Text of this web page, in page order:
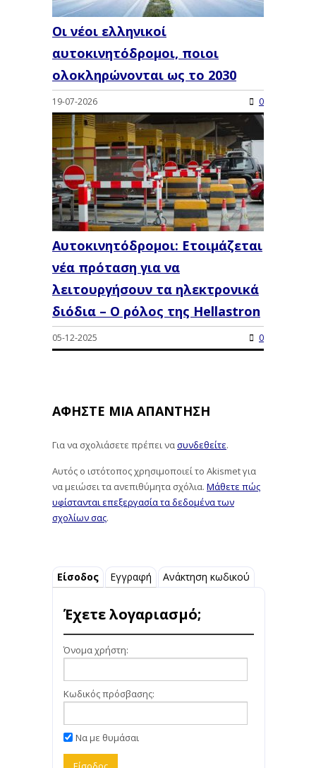
Οι νέοι ελληνικοί
αυτοκινητόδρομοι, ποιοι
ολοκληρώνονται ως το 2030
19-07-2026 0
Αυτοκινητόδρομοι: Ετοιμάζεται
νέα πρόταση για να
λειτουργήσουν τα ηλεκτρονικά
διόδια – Ο ρόλος της Hellastron
05-12-2025 0
ΑΦΉΣΤΕ ΜΙΑ ΑΠΆΝΤΗΣΗ
Για να σχολιάσετε πρέπει νασυνδεθείτε.
Αυτός ο ιστότοπος χρησιμοποιεί το Akismet για
να μειώσει τα ανεπιθύμητα σχόλια. Μάθετε πώς
υφίστανται επεξεργασία τα δεδομένα των
σχολίων σας.
Είσοδος Εγγραφή Ανάκτηση κωδικού
Έχετε λογαριασμό;
Όνομα χρήστη:
Κωδικός πρόσβασης:
Να με θυμάσαι